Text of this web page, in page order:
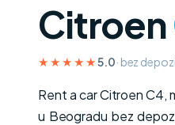
Citroen
★★★★★5.0· bez
Rent a car Citroen C4,
u Beogradu bez